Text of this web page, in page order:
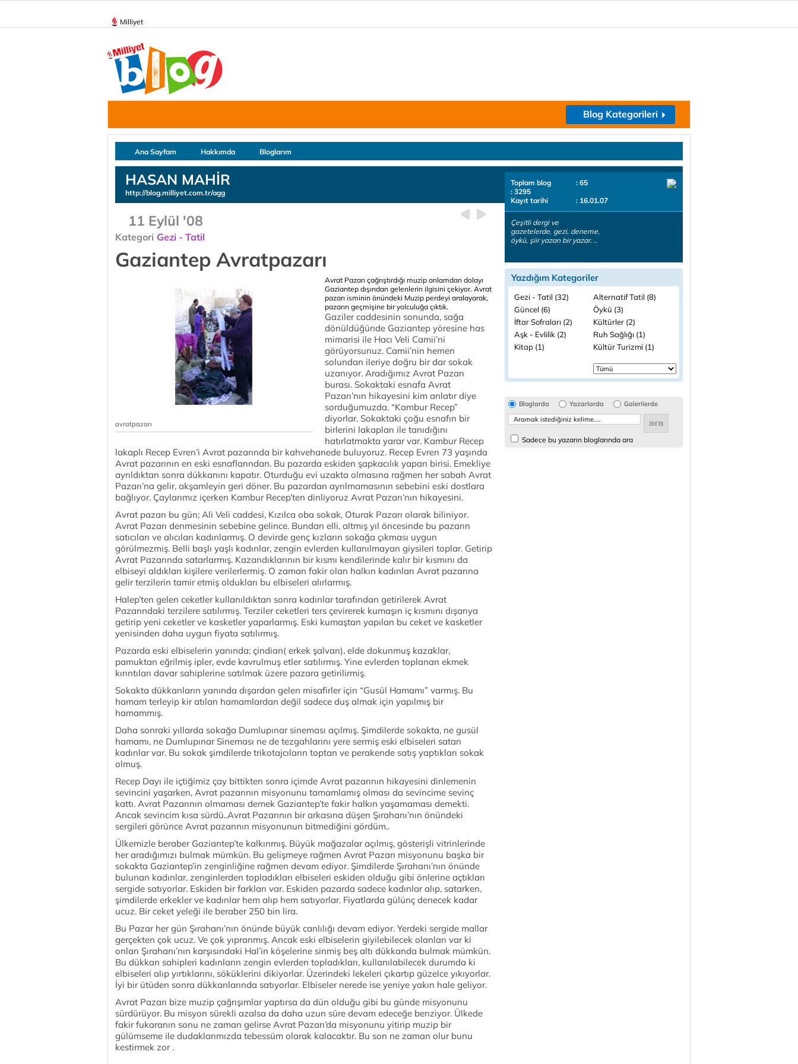
Milliyet
Blog Kategorileri
Ana Sayfam Hakkımda Bloglarım
HASAN MAHİR
http://blog.milliyet.com.tr/agg
11 Eylül '08
Kategori Gezi - Tatil
Gaziantep Avratpazarı
avratpazarı
Avrat Pazarı çağrıştırdığı muzip anlamdan dolayı
Gaziantep dışından gelenlerin ilgisini çekiyor. Avrat
pazarı isminin önündeki Muzip perdeyi aralayarak,
pazarın geçmişine bir yolculuğa çıktık.
Gaziler caddesinin sonunda, sağa
dönüldüğünde Gaziantep yöresine has
mimarisi ile Hacı Veli Camii’ni
görüyorsunuz. Camii’nin hemen
solundan ileriye doğru bir dar sokak
uzanıyor. Aradığımız Avrat Pazarı
burası. Sokaktaki esnafa Avrat
Pazarı’nın hikayesini kim anlatır diye
sorduğumuzda. “Kambur Recep”
diyorlar. Sokaktaki çoğu esnafın bir
birlerini lakapları ile tanıdığını
hatırlatmakta yarar var. Kambur Recep
lakaplı Recep Evren’i Avrat pazarında bir kahvehanede buluyoruz. Recep Evren 73 yaşında
Avrat pazarının en eski esnaflarından. Bu pazarda eskiden şapkacılık yapan birisi. Emekliye
ayrıldıktan sonra dükkanını kapatır. Oturduğu evi uzakta olmasına rağmen her sabah Avrat
Pazarı’na gelir, akşamleyin geri döner. Bu pazardan ayrılmamasının sebebini eski dostlara
bağlıyor. Çaylarımız içerken Kambur Recep’ten dinliyoruz Avrat Pazarı’nın hikayesini.
Avrat pazarı bu gün; Ali Veli caddesi, Kızılca oba sokak, Oturak Pazarı olarak biliniyor.
Avrat Pazarı denmesinin sebebine gelince. Bundan elli, altmış yıl öncesinde bu pazarın
satıcıları ve alıcıları kadınlarmış. O devirde genç kızların sokağa çıkması uygun
görülmezmiş. Belli başlı yaşlı kadınlar, zengin evlerden kullanılmayan giysileri toplar. Getirip
Avrat Pazarında satarlarmış. Kazandıklarının bir kısmı kendilerinde kalır bir kısmını da
elbiseyi aldıkları kişilere verilerlermiş. O zaman fakir olan halkın kadınları Avrat pazarına
gelir terzilerin tamir etmiş oldukları bu elbiseleri alırlarmış.
Halep’ten gelen ceketler kullanıldıktan sonra kadınlar tarafından getirilerek Avrat
Pazarındaki terzilere satılırmış. Terziler ceketleri ters çevirerek kumaşın iç kısmını dışarıya
getirip yeni ceketler ve kasketler yaparlarmış. Eski kumaştan yapılan bu ceket ve kasketler
yenisinden daha uygun fiyata satılırmış.
Pazarda eski elbiselerin yanında; çindian( erkek şalvarı), elde dokunmuş kazaklar,
pamuktan eğrilmiş ipler, evde kavrulmuş etler satılırmış. Yine evlerden toplanan ekmek
kırıntıları davar sahiplerine satılmak üzere pazara getirilirmiş.
Sokakta dükkanların yanında dışardan gelen misafirler için “Gusül Hamamı” varmış. Bu
hamam terleyip kir atılan hamamlardan değil sadece duş almak için yapılmış bir
hamammış.
Daha sonraki yıllarda sokağa Dumlupınar sineması açılmış. Şimdilerde sokakta, ne gusül
hamamı, ne Dumlupınar Sineması ne de tezgahlarını yere sermiş eski elbiseleri satan
kadınlar var. Bu sokak şimdilerde trikotajcıların toptan ve perakende satış yaptıkları sokak
olmuş.
Recep Dayı ile içtiğimiz çay bittikten sonra içimde Avrat pazarının hikayesini dinlemenin
sevincini yaşarken, Avrat pazarının misyonunu tamamlamış olması da sevincime sevinç
kattı. Avrat Pazarının olmaması demek Gaziantep’te fakir halkın yaşamaması demekti.
Ancak sevincim kısa sürdü..Avrat Pazarının bir arkasına düşen Şırahanı’nın önündeki
sergileri görünce Avrat pazarının misyonunun bitmediğini gördüm..
Ülkemizle beraber Gaziantep’te kalkınmış. Büyük mağazalar açılmış, gösterişli vitrinlerinde
her aradığımızı bulmak mümkün. Bu gelişmeye rağmen Avrat Pazarı misyonunu başka bir
sokakta Gaziantep’in zenginliğine rağmen devam ediyor. Şimdilerde Şırahanı’nın önünde
bulunan kadınlar, zenginlerden topladıkları elbiseleri eskiden olduğu gibi önlerine açtıkları
sergide satıyorlar. Eskiden bir farkları var. Eskiden pazarda sadece kadınlar alıp, satarken,
şimdilerde erkekler ve kadınlar hem alıp hem satıyorlar. Fiyatlarda gülünç denecek kadar
ucuz. Bir ceket yeleği ile beraber 250 bin lira.
Bu Pazar her gün Şırahanı’nın önünde büyük canlılığı devam ediyor. Yerdeki sergide mallar
gerçekten çok ucuz. Ve çok yıpranmış. Ancak eski elbiselerin giyilebilecek olanları var ki
onları Şırahanı’nın karşısındaki Hal’in köşelerine sinmiş beş altı dükkanda bulmak mümkün.
Bu dükkan sahipleri kadınların zengin evlerden topladıkları, kullanılabilecek durumda ki
elbiseleri alıp yırtıklarını, söküklerini dikiyorlar. Üzerindeki lekeleri çıkartıp güzelce yıkıyorlar.
İyi bir ütüden sonra dükkanlarında satıyorlar. Elbiseler nerede ise yeniye yakın hale geliyor.
Avrat Pazarı bize muzip çağrışımlar yaptırsa da dün olduğu gibi bu günde misyonunu
sürdürüyor. Bu misyon sürekli azalsa da daha uzun süre devam edeceğe benziyor. Ülkede
fakir fukaranın sonu ne zaman gelirse Avrat Pazarı’da misyonunu yitirip muzip bir
gülümseme ile dudaklarımızda tebessüm olarak kalacaktır. Bu son ne zaman olur bunu
kestirmek zor .
Toplam blog
: 65
: 3295
Kayıt tarihi
: 16.01.07
Çeşitli dergi ve
gazetelerde, gezi, deneme,
öykü, şiir yazan bir yazar. ..
Yazdığım Kategoriler
Gezi - Tatil (32)
Alternatif Tatil (8)
Güncel (6)
Öykü (3)
İftar Sofraları (2)
Kültürler (2)
Aşk - Evlilik (2)
Ruh Sağlığı (1)
Kitap (1)
Kültür Turizmi (1)
Bloglarda Yazarlarda Galerilerde
Sadece bu yazarın bloglarında ara